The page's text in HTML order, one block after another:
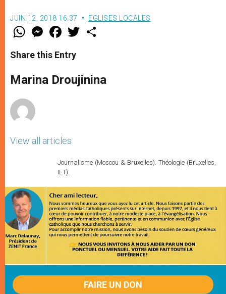
JUIN 12, 2018 16:37 EGLISES LOCALES
W
t
s
p
p
M
e
s
e
g
e
F
a
e
b
o
k
w
r
Share this Entry
Marina Droujinina
View all articles
Journalisme (Moscou & Bruxelles). Théologie (Bruxelles,
IET).
FAIRE UN DON